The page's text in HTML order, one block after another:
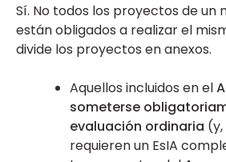
Sí. No todos los proyectos de un
están obligados a realizar el
divide los proyectos en anexos.
Aquellos incluidos en el
someterse
evaluación ordinaria
requieren un EsIA